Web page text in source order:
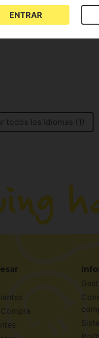
valoraciones
todos los idiomas (1)
ENTRAR